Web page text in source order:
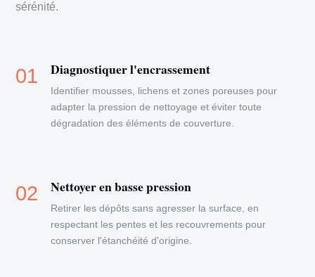
sérénité.
Diagnostiquer l'encrassement
Identifier mousses, lichens et zones poreuses pour
adapter la pression de nettoyage et éviter toute
dégradation des éléments de couverture.
Nettoyer en basse pression
Retirer les dépôts sans agresser la surface, en
respectant les pentes et les recouvrements pour
conserver l'étanchéité d'origine.